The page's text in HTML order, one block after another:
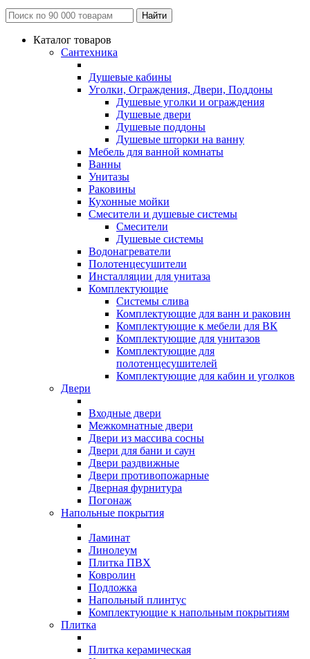
Каталог товаров
Сантехника
Душевые кабины
Уголки, Ограждения, Двери, Поддоны
Душевые уголки и ограждения
Душевые двери
Душевые поддоны
Душевые шторки на ванну
Мебель для ванной комнаты
Ванны
Унитазы
Раковины
Кухонные мойки
Смесители и душевые системы
Смесители
Душевые системы
Водонагреватели
Полотенцесушители
Инсталляции для унитаза
Комплектующие
Системы слива
Комплектующие для ванн и раковин
Комплектующие к мебели для ВК
Комплектующие для унитазов
Комплектующие для
полотенцесушителей
Комплектующие для кабин и уголков
Двери
Входные двери
Межкомнатные двери
Двери из массива сосны
Двери для бани и саун
Двери раздвижные
Двери противопожарные
Дверная фурнитура
Погонаж
Напольные покрытия
Ламинат
Линолеум
Плитка ПВХ
Ковролин
Подложка
Напольный плинтус
Комплектующие к напольным покрытиям
Плитка
Плитка керамическая